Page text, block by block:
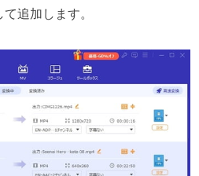
追加します。